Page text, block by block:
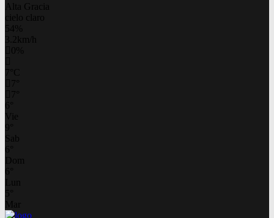
Alta Gracia
cielo claro
54%
3.2km/h
0%
7 C
7
7
6
Vie
9
Sab
6
Dom
6
Lun
5
Mar